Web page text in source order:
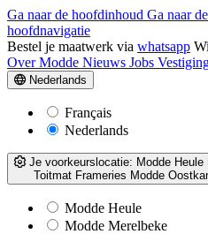
Ga naar de hoofdinhoud Ga naar
hoofdnavigatie
Bestel je maatwerk via whatsapp
Over Modde Nieuws Jobs
Nederlands
Français
Nederlands
Je voorkeurslocatie: Modde Heule
Toitmat Frameries Modde
Modde Heule
Modde Merelbeke